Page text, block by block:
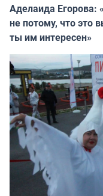
Аделаида
не потому, что это
ты им интересен»